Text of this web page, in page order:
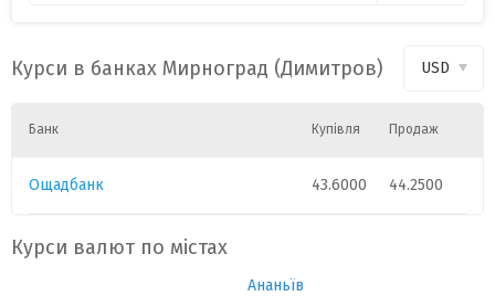
Курси в банках Мирноград (Димитров) USD
Банк Купівля Продаж
Ощадбанк 43.6000 44.2500
Курси валют по містах
Ананьїв